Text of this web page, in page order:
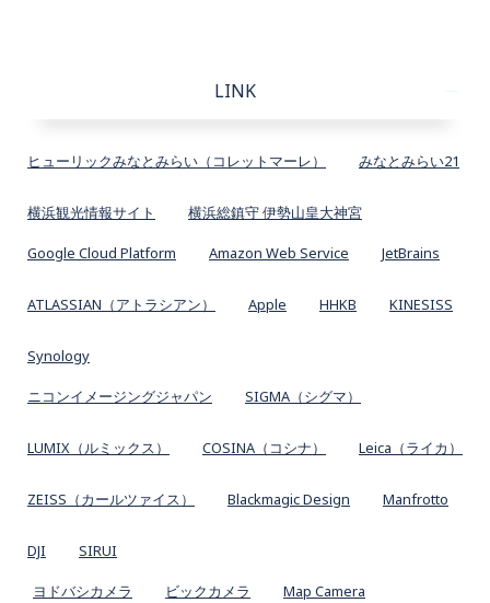
LINK
ヒューリックみなとみらい（コレットマーレ） みなとみらい21
横浜観光情報サイト 横浜総鎮守 伊勢山皇大神宮
Google Cloud Platform Amazon Web Service JetBrains
ATLASSIAN（アトラシアン） Apple HHKB KINESISS
Synology
ニコンイメージングジャパン SIGMA（シグマ）
LUMIX（ルミックス） COSINA（コシナ） Leica（ライカ）
ZEISS（カールツァイス） Blackmagic Design Manfrotto
DJI SIRUI
ヨドバシカメラ ビックカメラ Map Camera